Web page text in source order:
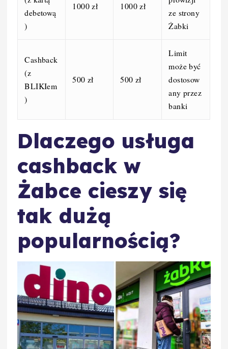
debetową
)
1000 zł 1000 zł
ze strony
Żabki
Cashback
(z
BLIKIem
)
500 zł 500 zł
Limit
może być
dostosow
any przez
banki
Dlaczego usługa
cashback w
Żabce cieszy się
tak dużą
popularnością?